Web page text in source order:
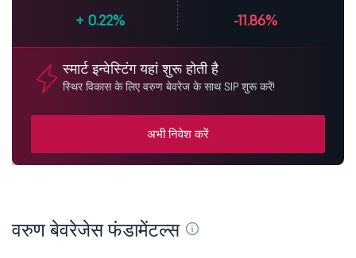
+ 0.22% -11.86%
स्मार्ट इन्वेस्टिंग यहां शुरू होती है
स्थिर विकास के लिए वरुण बेवरेज के साथ SIP शुरू करें!
अभी निवेश करें
वरुण बेवरेजेस फंडामेंटल्स